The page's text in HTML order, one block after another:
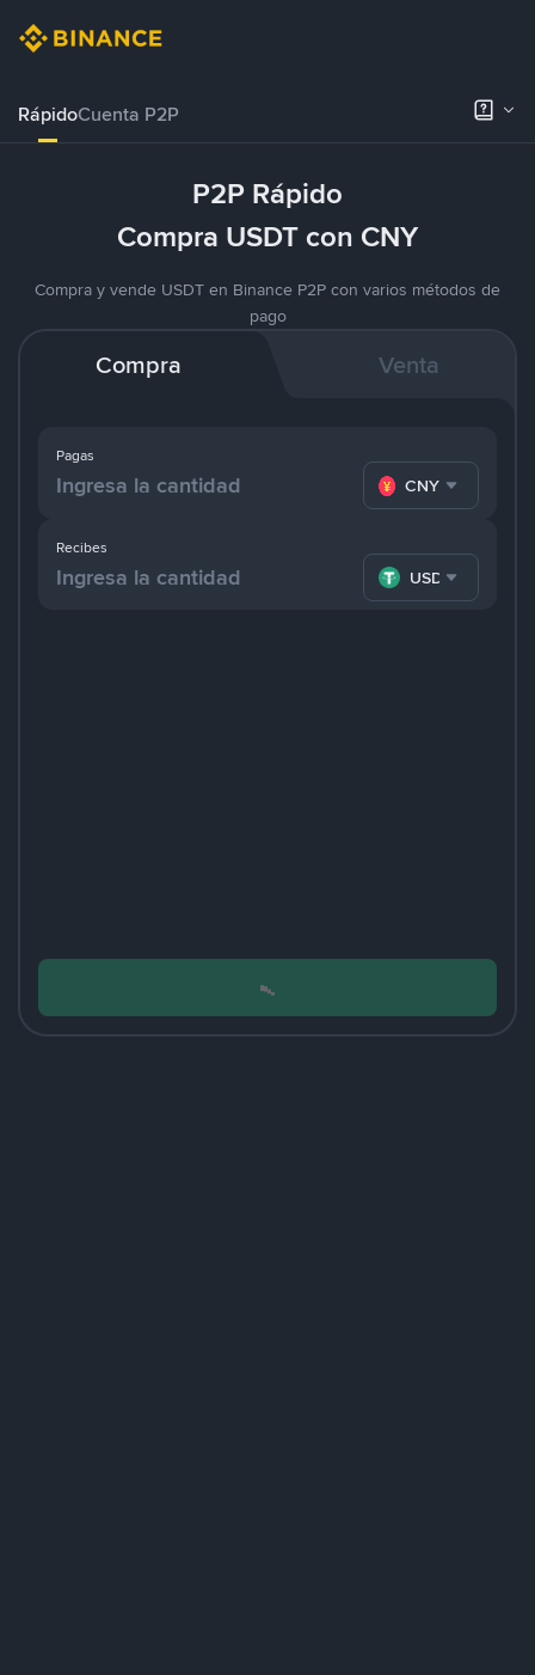
RápidoCuenta P2P
P2P Rápido
Compra USDT con CNY
Compra y vende USDT en Binance P2P con varios métodos de
pago
Compra Venta
Pagas
CNY
Recibes
USDT